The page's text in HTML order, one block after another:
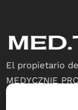
El propietario
MEDYCZNIE